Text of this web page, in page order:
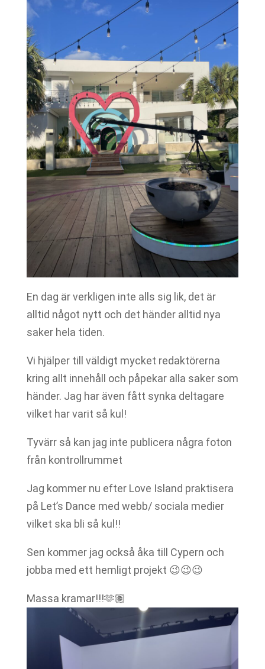
En dag är verkligen inte alls sig lik, det är
alltid något nytt och det händer alltid nya
saker hela tiden.
Vi hjälper till väldigt mycket redaktörerna
kring allt innehåll och påpekar alla saker som
händer. Jag har även fått synka deltagare
vilket har varit så kul!
Tyvärr så kan jag inte publicera några foton
från kontrollrummet
Jag kommer nu efter Love Island praktisera
på Let’s Dance med webb/ sociala medier
vilket ska bli så kul!!
Sen kommer jag också åka till Cypern och
jobba med ett hemligt projekt 😉😉😉
Massa kramar!!!🫶🏽